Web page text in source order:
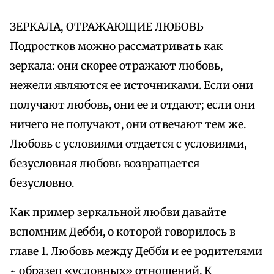
ЗЕРКАЛА, ОТРАЖАЮЩИЕ ЛЮБОВЬ
Подростков можно рассматривать как
зеркала: они скорее отражают любовь,
нежели являются ее источниками. Если они
получают любовь, они ее и отдают; если они
ничего не получают, они отвечают тем же.
Любовь с условиями отдается с условиями,
безусловная любовь возвращается
безусловно.
Как пример зеркальной любви давайте
вспомним Дебби, о которой говорилось в
главе 1. Любовь между Дебби и ее родителями
~ образец «условных» отношений. К